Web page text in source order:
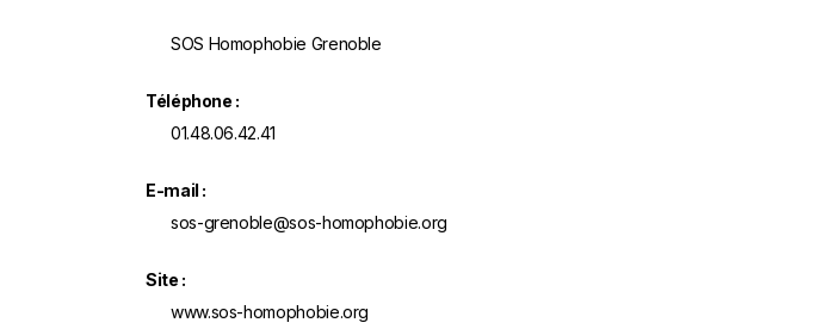
SOS Homophobie Grenoble
Téléphone :
01.48.06.42.41
E-mail :
sos-grenoble@sos-homophobie.org
Site :
www.sos-homophobie.org